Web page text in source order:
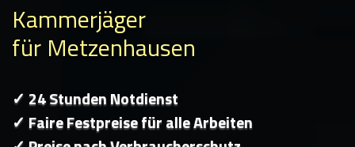
Kammerjäger
für Metzenhausen
✓ 24 Stunden Notdienst
✓ Faire Festpreise für alle Arbeiten